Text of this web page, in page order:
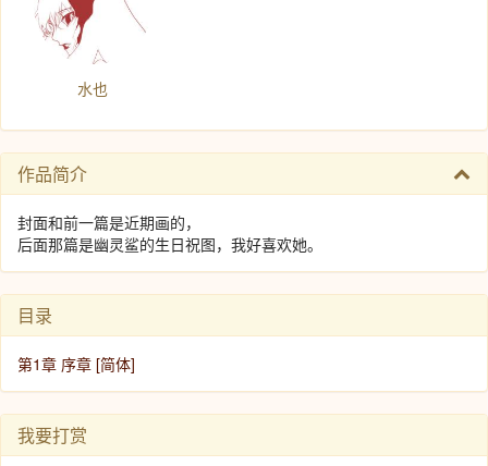
水也
作品简介
封面和前一篇是近期画的，
后面那篇是幽灵鲨的生日祝图，我好喜欢她。
目录
第1章 序章 [简体]
我要打赏